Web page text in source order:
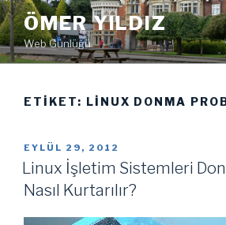
İçeriğe
geç ÖMER YILDIZ
Web Günlüğü
ETIKET: LINUX DONMA
YAYIM
TARIHI
EYLÜL 29, 2012
Linux İşletim Sistemleri
Nasıl Kurtarılır?